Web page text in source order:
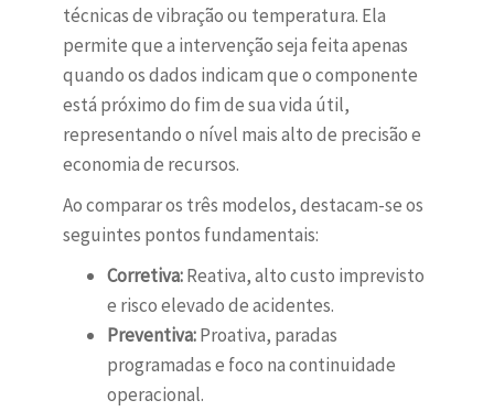
técnicas de vibração ou temperatura. Ela
permite que a intervenção seja feita apenas
quando os dados indicam que o componente
está próximo do fim de sua vida útil,
representando o nível mais alto de precisão e
economia de recursos.
Ao comparar os três modelos, destacam-se os
seguintes pontos fundamentais:
Corretiva:Reativa, alto custo imprevisto
e risco elevado de acidentes.
Preventiva:Proativa, paradas
programadas e foco na continuidade
operacional.